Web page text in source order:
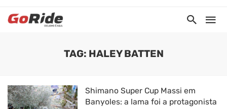
TAG: HALEY BATTEN
Shimano Super Cup Massi em
Banyoles: a lama foi a protagonista